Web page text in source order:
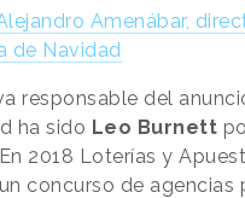
Amenábar,
de Navidad
responsable del
ha sido Leo Burnett
2018 Loterías y
concurso de agencias